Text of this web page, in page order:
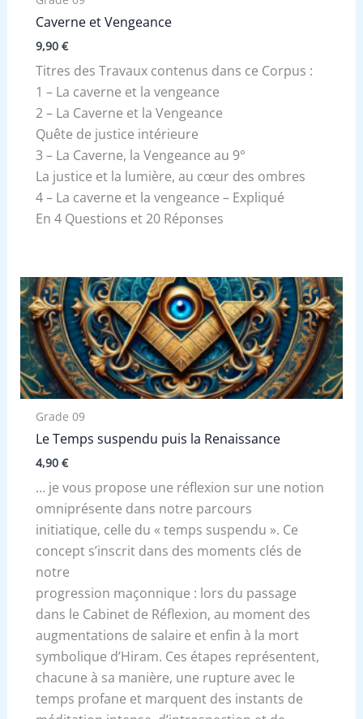
Caverne et Vengeance
9,90 €
Titres des Travaux contenus dans ce Corpus :
1 – La caverne et la vengeance
2 – La Caverne et la Vengeance
Quête de justice intérieure
3 – La Caverne, la Vengeance au 9°
La justice et la lumière, au cœur des ombres
4 – La caverne et la vengeance – Expliqué
En 4 Questions et 20 Réponses
Grade 09
Le Temps suspendu puis la Renaissance
4,90 €
… je vous propose une réflexion sur une notion
omniprésente dans notre parcours
initiatique, celle du « temps suspendu ». Ce
concept s’inscrit dans des moments clés de
notre
progression maçonnique : lors du passage
dans le Cabinet de Réflexion, au moment des
augmentations de salaire et enfin à la mort
symbolique d’Hiram. Ces étapes représentent,
chacune à sa manière, une rupture avec le
temps profane et marquent des instants de